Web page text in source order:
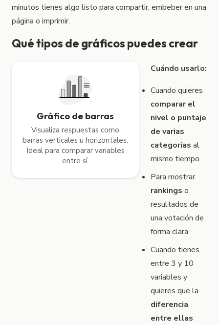
minutos tienes algo listo para compartir, embeber en una
página o imprimir.
Qué tipos de gráficos puedes crear
Gráfico de barras
Visualiza respuestas como
barras verticales u horizontales.
Ideal para comparar variables
entre sí.
Cuándo usarlo:
Cuando quieres
comparar el
nivel o puntaje
de varias
categorías al
mismo tiempo
Para mostrar
rankings o
resultados de
una votación de
forma clara
Cuando tienes
entre 3 y 10
variables y
quieres que la
diferencia
entre ellas